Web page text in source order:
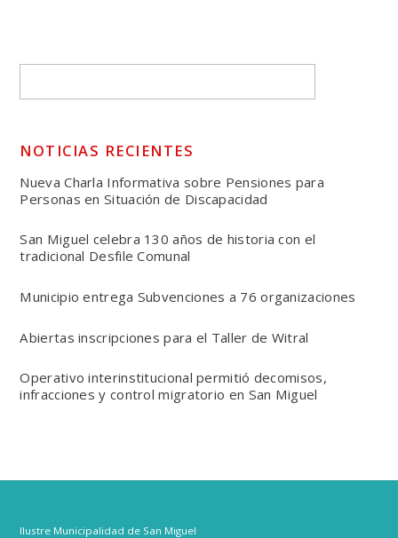
NOTICIAS RECIENTES
Nueva Charla Informativa sobre Pensiones para
Personas en Situación de Discapacidad
San Miguel celebra 130 años de historia con el
tradicional Desfile Comunal
Municipio entrega Subvenciones a 76 organizaciones
Abiertas inscripciones para el Taller de Witral
Operativo interinstitucional permitió decomisos,
infracciones y control migratorio en San Miguel
Ilustre Municipalidad de San Miguel